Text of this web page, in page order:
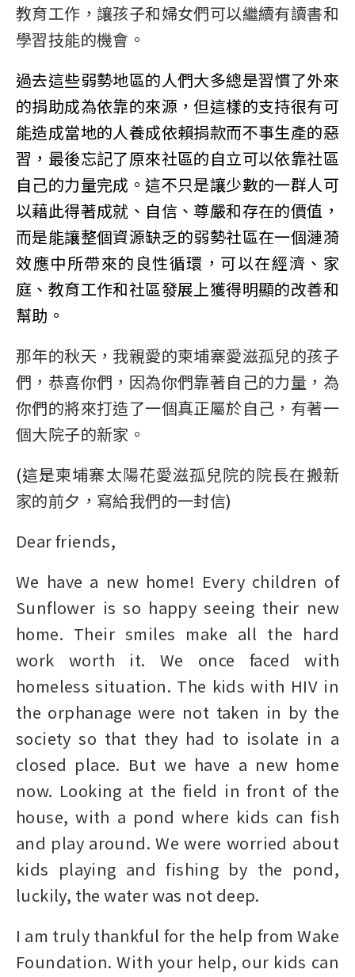
教育工作，讓孩子和婦女們可以繼續有讀書和
學習技能的機會。
過去這些弱勢地區的人們大多總是習慣了外來
的捐助成為依靠的來源，但這樣的支持很有可
能造成當地的人養成依賴捐款而不事生產的惡
習，最後忘記了原來社區的自立可以依靠社區
自己的力量完成。這不只是讓少數的一群人可
以藉此得著成就、自信、尊嚴和存在的價值，
而是能讓整個資源缺乏的弱勢社區在一個漣漪
效應中所帶來的良性循環，可以在經濟、家
庭、教育工作和社區發展上獲得明顯的改善和
幫助。
那年的秋天，我親愛的柬埔寨愛滋孤兒的孩子
們，恭喜你們，因為你們靠著自己的力量，為
你們的將來打造了一個真正屬於自己，有著一
個大院子的新家。
(這是柬埔寨太陽花愛滋孤兒院的院長在搬新
家的前夕，寫給我們的一封信)
Dear friends,
We have a new home! Every children of
Sunflower is so happy seeing their new
home. Their smiles make all the hard
work worth it. We once faced with
homeless situation. The kids with HIV in
the orphanage were not taken in by the
society so that they had to isolate in a
closed place. But we have a new home
now. Looking at the field in front of the
house, with a pond where kids can fish
and play around. We were worried about
kids playing and fishing by the pond,
luckily, the water was not deep.
I am truly thankful for the help from Wake
Foundation. With your help, our kids can